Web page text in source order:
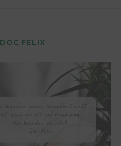
DOC FELIX